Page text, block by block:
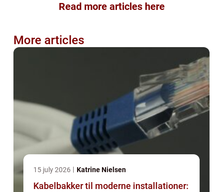
Read more articles here
More articles
15 july 2026 Katrine Nielsen
Kabelbakker til moderne installationer: